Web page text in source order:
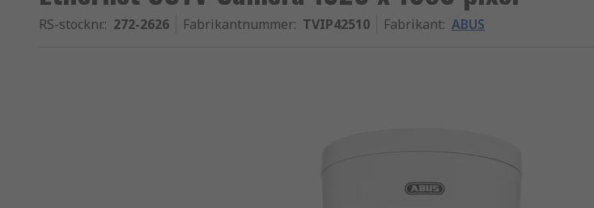
RS-stocknr.: 272-2626 Fabrikantnummer: TVIP42510 Fabrikant: ABUS